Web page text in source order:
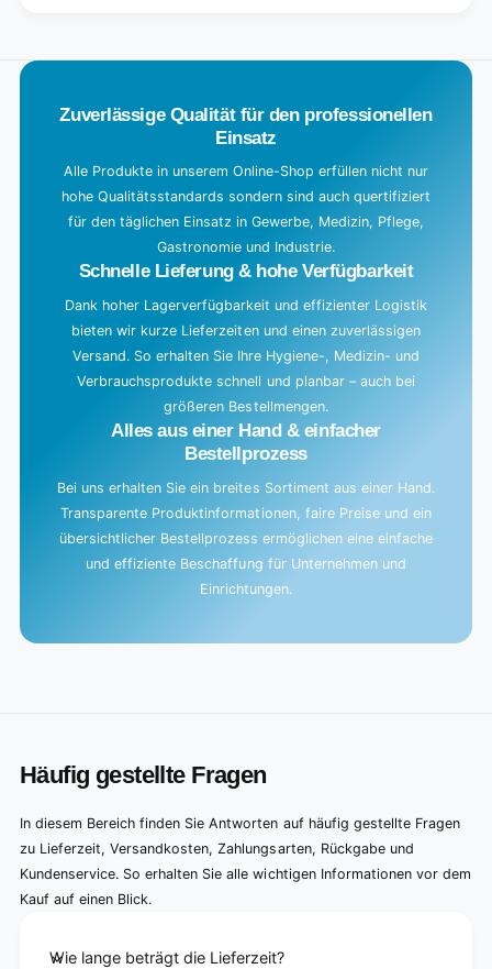
Zuverlässige Qualität für den professionellen
Einsatz
Alle Produkte in unserem Online-Shop erfüllen nicht nur
hohe Qualitätsstandards sondern sind auch quertifiziert
für den täglichen Einsatz in Gewerbe, Medizin, Pflege,
Gastronomie und Industrie.
Schnelle Lieferung & hohe Verfügbarkeit
Dank hoher Lagerverfügbarkeit und effizienter Logistik
bieten wir kurze Lieferzeiten und einen zuverlässigen
Versand. So erhalten Sie Ihre Hygiene-, Medizin- und
Verbrauchsprodukte schnell und planbar – auch bei
größeren Bestellmengen.
Alles aus einer Hand & einfacher
Bestellprozess
Bei uns erhalten Sie ein breites Sortiment aus einer Hand.
Transparente Produktinformationen, faire Preise und ein
übersichtlicher Bestellprozess ermöglichen eine einfache
und effiziente Beschaffung für Unternehmen und
Einrichtungen.
Häufig gestellte Fragen
In diesem Bereich finden Sie Antworten auf häufig gestellte Fragen
zu Lieferzeit, Versandkosten, Zahlungsarten, Rückgabe und
Kundenservice. So erhalten Sie alle wichtigen Informationen vor dem
Kauf auf einen Blick.
Wie lange beträgt die Lieferzeit?